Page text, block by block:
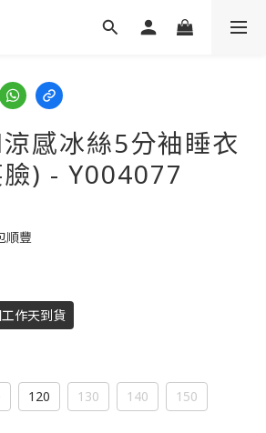
感冰絲5分袖睡衣
) - Y004077
順豐
作天到貨
120 130 140 150